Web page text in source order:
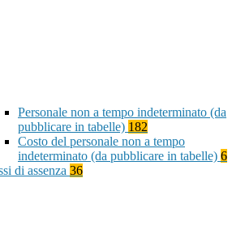
Personale non a tempo indeterminato (da
pubblicare in tabelle) 182
Costo del personale non a tempo
indeterminato (da pubblicare in tabelle) 6
di assenza 36